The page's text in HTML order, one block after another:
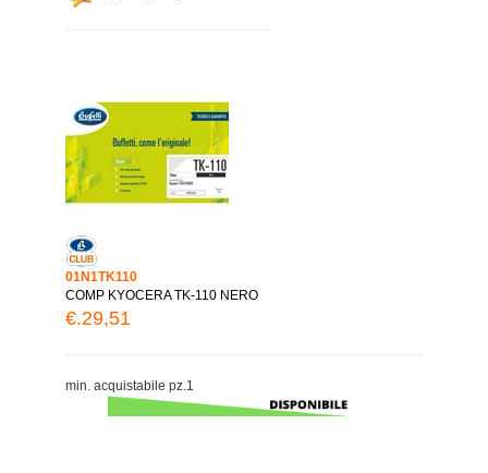
01N1TK110
COMP KYOCERA TK-110 NERO
€.29,51
min. acquistabile pz.1